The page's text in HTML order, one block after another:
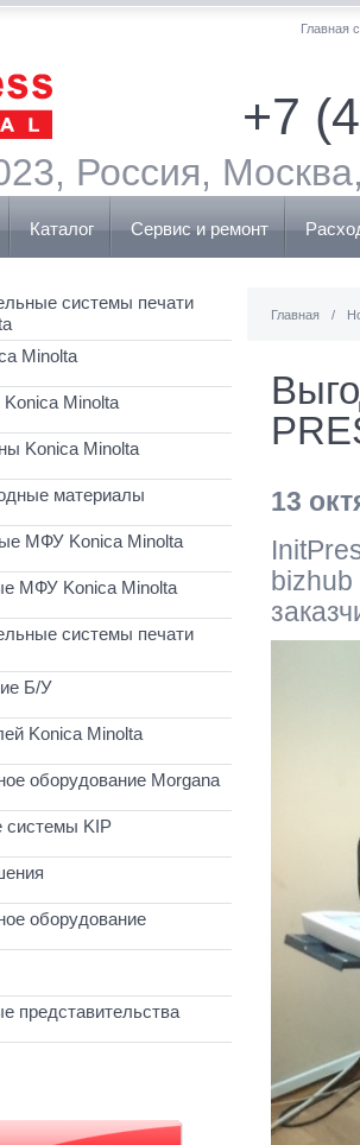
Главная
+7
Россия,
Каталог Сервис и ремонт
Главная /
13
системы печати
Minolta
Minolta
Konica Minolta
материалы
МФУ Konica Minolta
МФУ Konica Minolta
системы печати
Б/У
Konica Minolta
оборудование Morgana
системы KIP
оборудование
представительства